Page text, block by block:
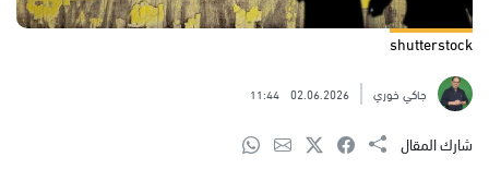
shutterstock
جاكي خوري 02.06.2026
11:44
شارك المقال